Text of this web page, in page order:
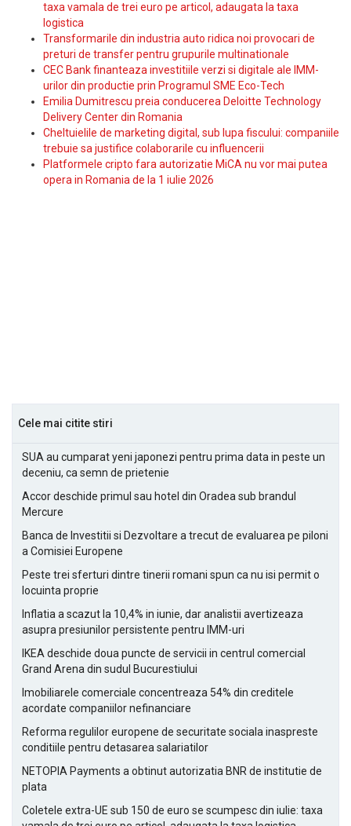
taxa vamala de trei euro pe articol, adaugata la taxa
logistica
Transformarile din industria auto ridica noi provocari de
preturi de transfer pentru grupurile multinationale
CEC Bank finanteaza investitiile verzi si digitale ale IMM-
urilor din productie prin Programul SME Eco-Tech
Emilia Dumitrescu preia conducerea Deloitte Technology
Delivery Center din Romania
Cheltuielile de marketing digital, sub lupa fiscului: companiile
trebuie sa justifice colaborarile cu influencerii
Platformele cripto fara autorizatie MiCA nu vor mai putea
opera in Romania de la 1 iulie 2026
Cele mai citite stiri
SUA au cumparat yeni japonezi pentru prima data in peste un
deceniu, ca semn de prietenie
Accor deschide primul sau hotel din Oradea sub brandul
Mercure
Banca de Investitii si Dezvoltare a trecut de evaluarea pe piloni
a Comisiei Europene
Peste trei sferturi dintre tinerii romani spun ca nu isi permit o
locuinta proprie
Inflatia a scazut la 10,4% in iunie, dar analistii avertizeaza
asupra presiunilor persistente pentru IMM-uri
IKEA deschide doua puncte de servicii in centrul comercial
Grand Arena din sudul Bucurestiului
Imobiliarele comerciale concentreaza 54% din creditele
acordate companiilor nefinanciare
Reforma regulilor europene de securitate sociala inaspreste
conditiile pentru detasarea salariatilor
NETOPIA Payments a obtinut autorizatia BNR de institutie de
plata
Coletele extra-UE sub 150 de euro se scumpesc din iulie: taxa